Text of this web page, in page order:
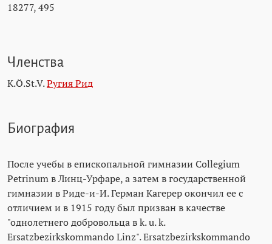
18277, 495
Членства
K.Ö.St.V.Ругия Рид
Биография
После учебы в епископальной гимназии Collegium
Petrinum в Линц-Урфаре, а затем в государственной
гимназии в Риде-и-И. Герман Кагерер окончил ее с
отличием и в 1915 году был призван в качестве
"однолетнего добровольца в k. u. k.
Ersatzbezirkskommando Linz". Ersatzbezirkskommando